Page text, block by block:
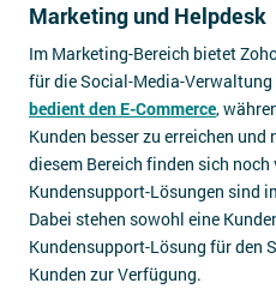
Marketing und Helpdesk
Im Marketing-Bereich bietet
für die Social-Media-Verwaltung
bedient den E-Commerce,
Kunden besser zu erreichen
diesem Bereich finden sich
Kundensupport-Lösungen sind
Dabei stehen sowohl eine
Kundensupport-Lösung für den
Kunden zur Verfügung.